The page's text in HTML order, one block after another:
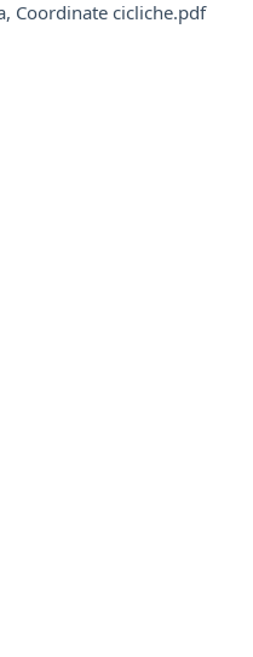
Coordinate cicliche.pdf